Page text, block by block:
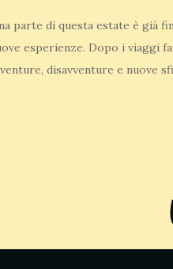
parte di questa estate è già
esperienze. Dopo i viaggi
disavventure e nuove